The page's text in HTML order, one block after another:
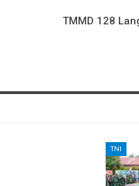
TMMD 128
TNI